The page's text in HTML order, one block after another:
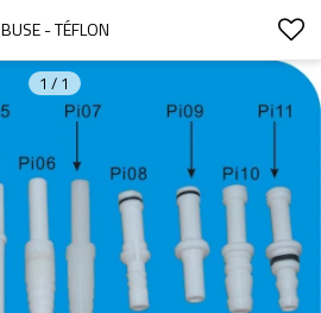
BUSE - TÉFLON
1 / 1